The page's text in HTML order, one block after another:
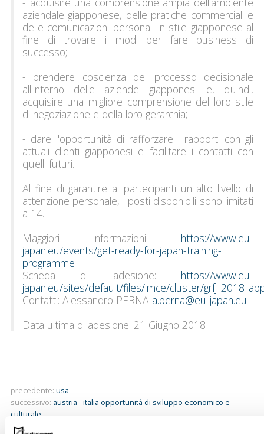
aziendale giapponese, delle pratiche commerciali e
delle comunicazioni personali in stile giapponese al
fine di trovare i modi per fare business di
successo;
- prendere coscienza del processo decisionale
all'interno delle aziende giapponesi e, quindi,
acquisire una migliore comprensione del loro stile
di negoziazione e della loro gerarchia;
- dare l'opportunità di rafforzare i rapporti con gli
attuali clienti giapponesi e facilitare i contatti con
quelli futuri.
Al fine di garantire ai partecipanti un alto livello di
attenzione personale, i posti disponibili sono limitati
a 14.
Maggiori informazioni: https://www.eu-
japan.eu/events/get-ready-for-japan-training-
programme
Scheda di adesione: https://www.eu-
japan.eu/sites/default/files/imce/cluster/
Contatti: Alessandro PERNA a.perna@eu-japan.eu
Data ultima di adesione: 21 Giugno 2018
precedente: usa
successivo: austria - italia opportunità di sviluppo economico e
culturale